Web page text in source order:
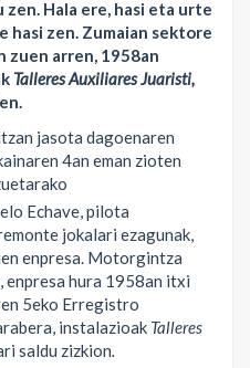
Hala ere, hasi eta urte
zen. Zumaian sektore
zuen arren, 1958an
Talleres Auxiliares Juaristi,
jasota dagoenaren
4an eman zioten
Echave, pilota
jokalari ezagunak,
enpresa. Motorgintza
enpresa hura 1958an itxi
5eko Erregistro
instalazioak Talleres
saldu zizkion